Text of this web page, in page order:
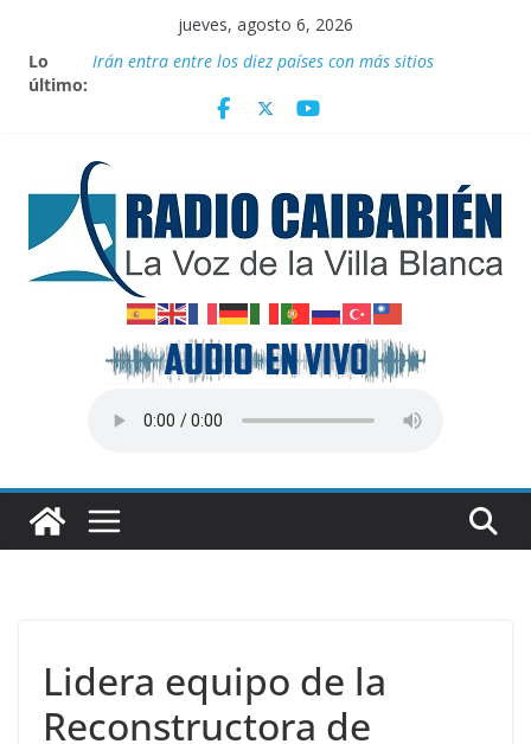
contenido
jueves, agosto 6, 2026
Lo
último:
Irán entra entre los diez países con más sitios
“Aterrizando” los efectos del calor global
medicamentos
Publican nuevas normas para el reordenamiento del
comercio
Transporte: Nuevas facilidades para importar
vehículos e impulsar la movilidad eléctrica en Cuba
Lidera equipo de la
Reconstructora de